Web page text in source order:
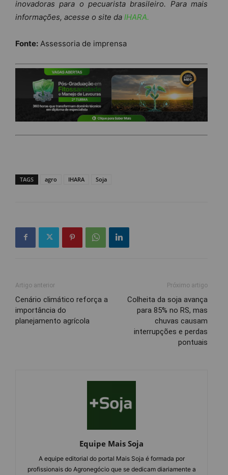
inovadoras para o pecuarista brasileiro.
Para mais
informações, acesse o site da IHARA.
Fonte: Assessoria de imprensa
TAGS agro IHARA Soja
Artigo anterior
Cenário climático reforça a
importância do
planejamento agrícola
Próximo artigo
Colheita da soja avança
para 85% no RS, mas
chuvas causam
interrupções e perdas
pontuais
Equipe Mais Soja
A equipe editorial do portal Mais Soja é formada por
profissionais do Agronegócio que se dedicam diariamente a